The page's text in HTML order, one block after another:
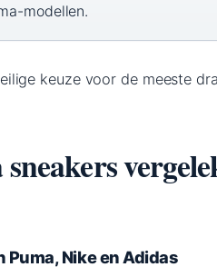
modellen.
keuze voor de meeste
Nike en Adidas